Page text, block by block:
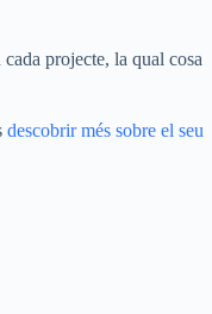
projecte, la qual cosa
descobrir més sobre el seu